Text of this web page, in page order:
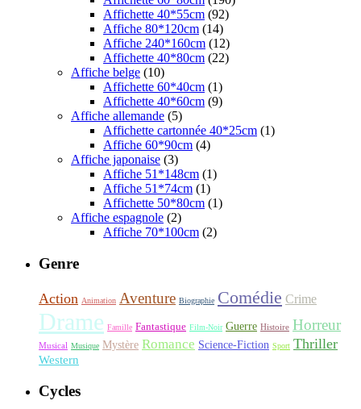
Affichette 40*55cm (92)
Affiche 80*120cm (14)
Affiche 240*160cm (12)
Affichette 40*80cm (22)
Affiche belge (10)
Affichette 60*40cm (1)
Affichette 40*60cm (9)
Affiche allemande (5)
Affichette cartonnée 40*25cm (1)
Affiche 60*90cm (4)
Affiche japonaise (3)
Affiche 51*148cm (1)
Affiche 51*74cm (1)
Affichette 50*80cm (1)
Affiche espagnole (2)
Affiche 70*100cm (2)
Genre
Action Animation Aventure Biographie Comédie Crime
Drame Famille Fantastique Film-Noir Guerre Histoire Horreur
Musical Musique Mystère Romance Science-Fiction Sport Thriller
Western
Cycles